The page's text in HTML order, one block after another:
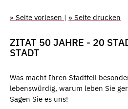
» Seite vorlesen | » Seite drucken
ZITAT 50 JAHRE - 20
STADT
Was macht Ihren Stadtteil
lebenswürdig, warum leben Sie
Sagen Sie es uns!